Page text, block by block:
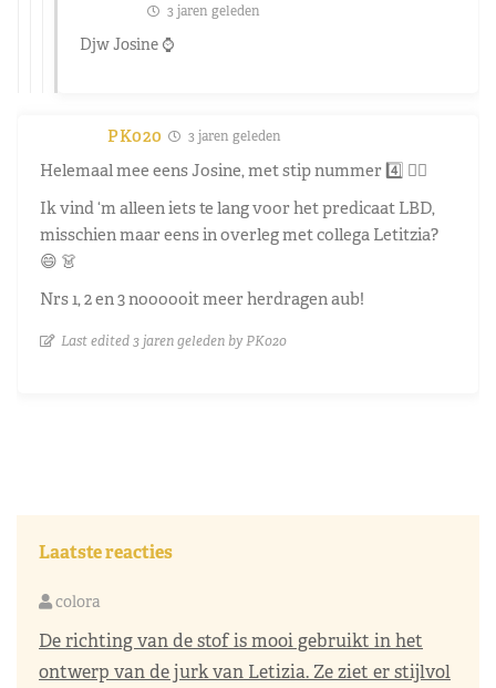
3 jaren geleden
Djw Josine ⌚️
PK020 3 jaren geleden
Helemaal mee eens Josine, met stip nummer 4️⃣ 👌🏼
Ik vind ‘m alleen iets te lang voor het predicaat LBD,
misschien maar eens in overleg met collega Letitzia?
😄 👗
Nrs 1, 2 en 3 noooooit meer herdragen aub!
Last edited 3 jaren geleden by PK020
Laatste reacties
colora
De richting van de stof is mooi gebruikt in het
ontwerp van de jurk van Letizia. Ze ziet er stijlvol